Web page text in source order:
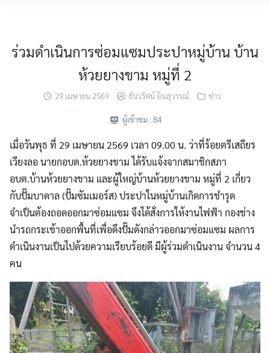
ร่วมดำเนินการซ่อมแซมประปาหมู่บ้าน บ้าน
ห้วยยางขาม หมู่ที่ 2
29 เมษายน 2569 ธันวรัตน์ อินสุวรรณ์ ข่าว
ผู้เข้าชม :84
เมื่อวันพุธ ที่ 29 เมษายน 2569 เวลา 09.00 น. ว่าที่ร้อยตรีเสถียร
เวียงลอ นายกอบต.ห้วยยางขาม ได้รับแจ้งจากสมาชิกสภา
อบต.บ้านห้วยยางขาม และผู้ใหญ่บ้านห้วยยางขาม หมู่ที่ 2 เกี่ยว
กับปั๊มบาดาล (ปั๊มซัมเมอร์ส) ประปาในหมู่บ้านเกิดการชำรุด
จำเป็นต้องถอดออกมาซ่อมแซม จึงได้สั่งการให้งานไฟฟ้า กองช่าง
นำรถกระเช้าออกพื้นที่เพื่อดึงปั๊มดังกล่าวออกมาซ่อมแซม ผลการ
ดำเนินงานเป็นไปด้วยความเรียบร้อยดี มีผู้ร่วมดำเนินงาน จำนวน 4
คน